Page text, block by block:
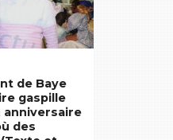
de Baye
gaspille
anniversaire
des